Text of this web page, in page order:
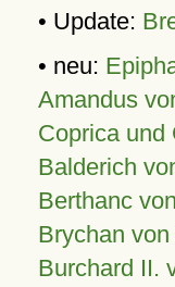
• Update:
• neu:
Amandus
Coprica und
Balderich
Berthanc
Brychan
Burchard II.